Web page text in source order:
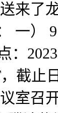
来了
一）
截止
室召